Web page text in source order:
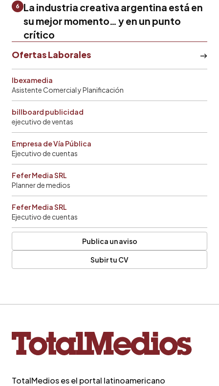
6
La industria creativa argentina está en
su mejor momento… y en un punto
crítico
Ofertas Laborales
Ibexamedia
Asistente Comercial y Planificación
billboard publicidad
ejecutivo de ventas
Empresa de Vía Pública
Ejecutivo de cuentas
Fefer Media SRL
Planner de medios
Fefer Media SRL
Ejecutivo de cuentas
Publica un aviso
Subir tu CV
TotalMedios es el portal latinoamericano